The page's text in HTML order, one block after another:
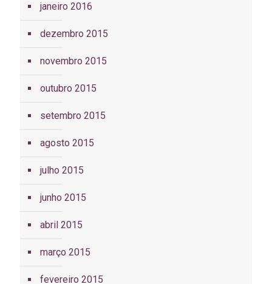
janeiro 2016
dezembro 2015
novembro 2015
outubro 2015
setembro 2015
agosto 2015
julho 2015
junho 2015
abril 2015
março 2015
fevereiro 2015